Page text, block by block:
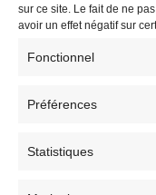
sur ce site. Le fait de ne
avoir un effet négatif sur
Fonctionnel
Préférences
Statistiques
Évènements
précédents